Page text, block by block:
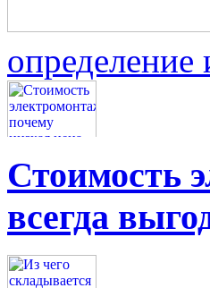
определение
Стоимость
всегда